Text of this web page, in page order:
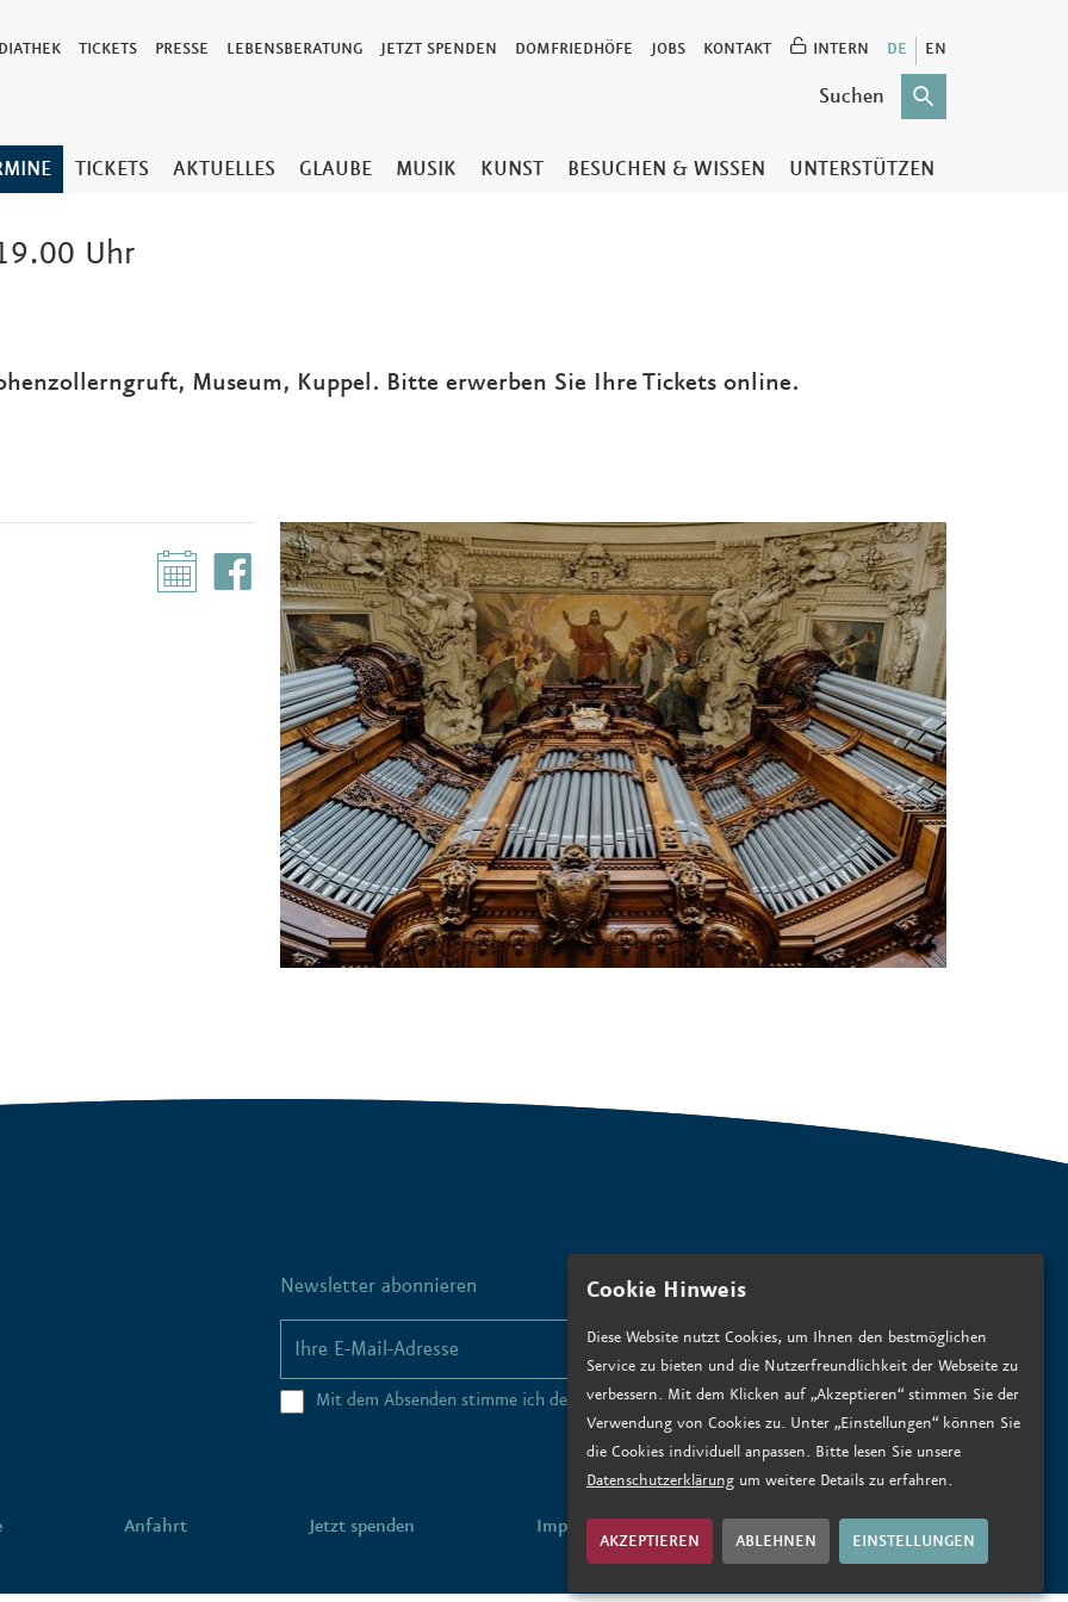
Cookie Hinweis
Diese Website nutzt Cookies, um Ihnen den bestmöglichen
Service zu bieten und die Nutzerfreundlichkeit der Webseite zu
verbessern. Mit dem Klicken auf „Akzeptieren“ stimmen Sie der
Verwendung von Cookies zu. Unter „Einstellungen“ können Sie
die Cookies individuell anpassen. Bitte lesen Sie unsere
Datenschutzerklärung um weitere Details zu erfahren.
AKZEPTIEREN ABLEHNEN EINSTELLUNGEN
TICKETS PRESSE LEBENSBERATUNG JETZT SPENDEN DOMFRIEDHÖFE JOBS KONTAKT INTERN DE EN
TICKETS AKTUELLES GLAUBE MUSIK KUNST BESUCHEN & WISSEN UNTERSTÜTZEN
Uhr
Museum, Kuppel. Bitte erwerben Sie Ihre Tickets online.
Newsletter abonnieren
ANMELDEN
Mit dem Absenden stimme ich den Datenschutzbedingungen zu.*
Anfahrt Jetzt spenden Impressum Datenschutz